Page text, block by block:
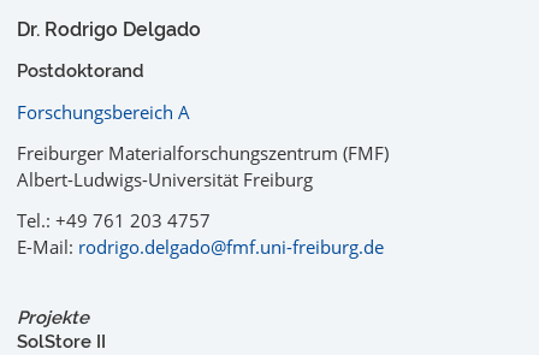
Dr. Rodrigo Delgado
Postdoktorand
Forschungsbereich A
Freiburger Materialforschungszentrum (FMF)
Albert-Ludwigs-Universität Freiburg
Tel.: +49 761 203 4757
E-Mail: rodrigo.delgado@fmf.uni-freiburg.de
Projekte
SolStore II